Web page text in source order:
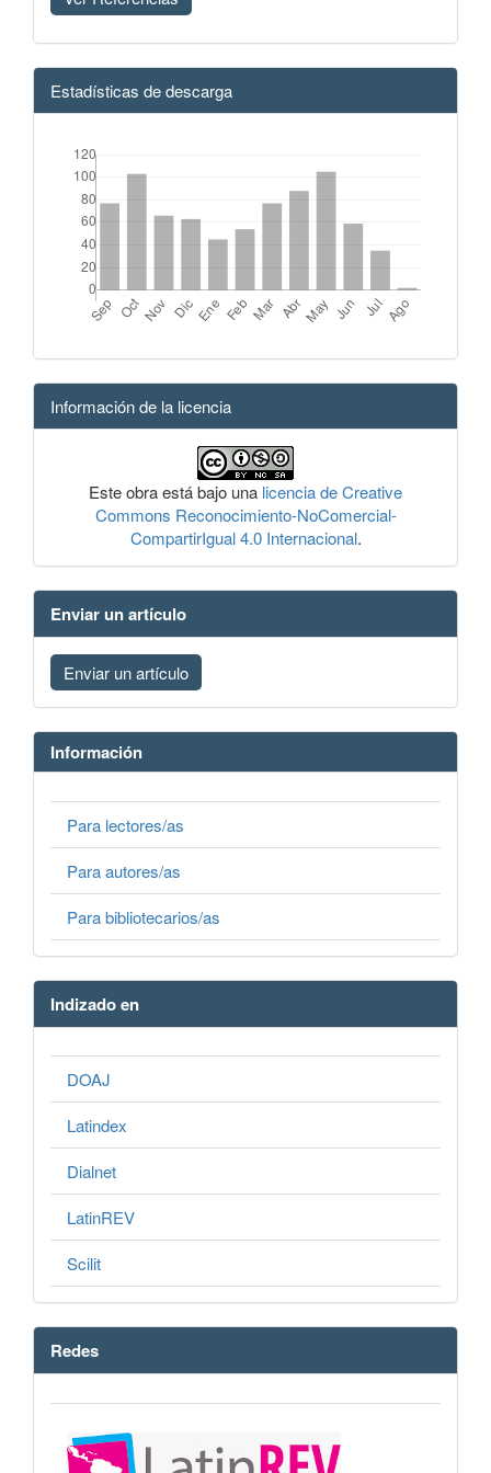
Estadísticas de descarga
Información de la licencia
Este obra está bajo una licencia de Creative
Commons Reconocimiento-NoComercial-
CompartirIgual 4.0 Internacional.
Enviar un artículo
Enviar un artículo
Información
Para lectores/as
Para autores/as
Para bibliotecarios/as
Indizado en
DOAJ
Latindex
Dialnet
LatinREV
Scilit
Redes